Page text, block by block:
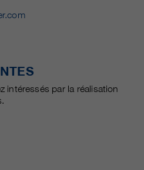
intéressés par la réalisation